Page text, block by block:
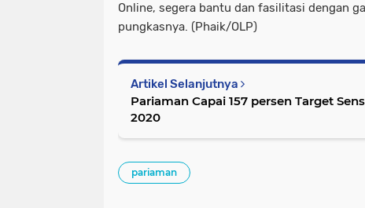
Online, segera bantu dan fasilitasi dengan
pungkasnya. (Phaik/OLP)
Artikel Selanjutnya
Pariaman Capai 157 persen Target
2020
pariaman